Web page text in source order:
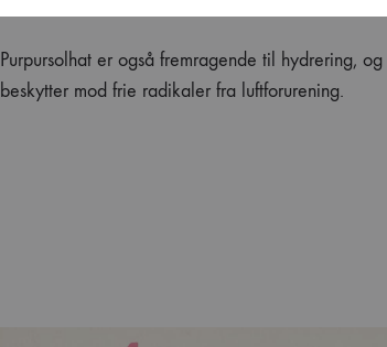
Purpursolhat er også fremragende til hydrering, og
beskytter mod frie radikaler fra luftforurening.